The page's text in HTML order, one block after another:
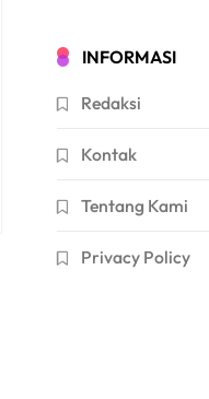
INFORMASI
Redaksi
Kontak
Tentang Kami
Privacy Policy